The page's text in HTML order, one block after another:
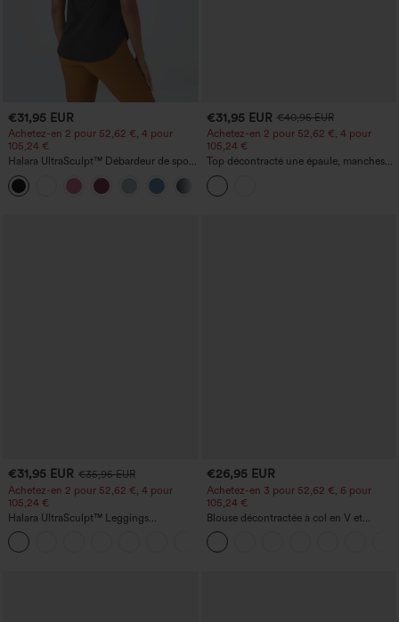
€31,95 EUR
Achetez-en 2 pour 52,62 €, 4 pour
105,24 €
Halara UltraSculpt™ Débardeur de sport
à col rond et ourlet arrondi
€31,95 EUR €40,95 EUR
Achetez-en 2 pour 52,62 €, 4 pour
105,24 €
Top décontracté une épaule, manches
courtes, ourlet arrondi hi-low,
soutien‑gorge intégré, motif à pois
€31,95 EUR €35,95 EUR
Achetez-en 2 pour 52,62 €, 4 pour
105,24 €
Halara UltraSculpt™ Leggings
d'entraînement sculptants taille haute,
effet ventre plat, avec poche
€26,95 EUR
Achetez-en 3 pour 52,62 €, 6 pour
105,24 €
Blouse décontractée à col en V et
manches courtes bouffantes